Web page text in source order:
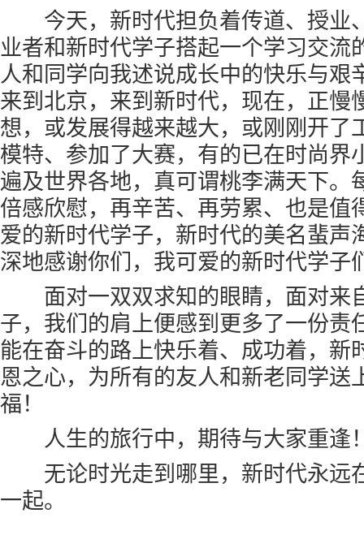
今天，新时代担负着传道、授业
业者和新时代学子搭起一个学习交流
人和同学向我述说成长中的快乐与艰
来到北京，来到新时代，现在，正慢
想，或发展得越来越大，或刚刚开了
模特、参加了大赛，有的已在时尚
遍及世界各地，真可谓桃李满天下。
倍感欣慰，再辛苦、再劳累、也是值
爱的新时代学子，新时代的美名蜚声
深地感谢你们，我可爱的新时代学子
面对一双双求知的眼睛，面对来
子，我们的肩上便感到更多了一份责
能在奋斗的路上快乐着、成功着，新
恩之心，为所有的友人和新老同学送
福！
人生的旅行中，期待与大家重逢
无论时光走到哪里，新时代永远
一起。